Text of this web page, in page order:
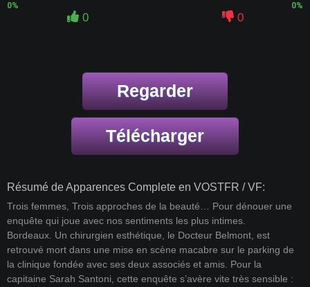
0%
0%
0 0
Regarder
Télécharger
Résumé de Apparences Complete en VOSTFR / VF:
Trois femmes, Trois approches de la beauté… Pour dénouer une
enquête qui joue avec nos sentiments les plus intimes.
Bordeaux. Un chirurgien esthétique, le Docteur Belmont, est
retrouvé mort dans une mise en scène macabre sur le parking de
la clinique fondée avec ses deux associés et amis. Pour la
capitaine Sarah Santoni, cette enquête s’avère vite très sensible :